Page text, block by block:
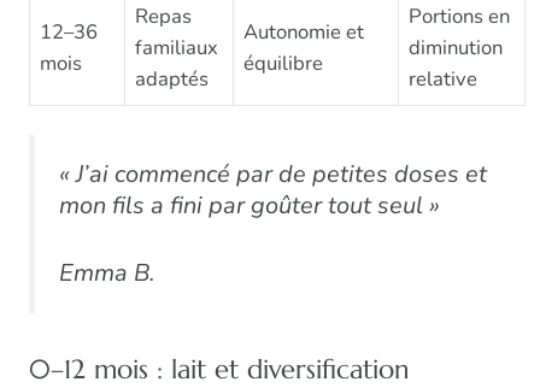
12–36
mois
Repas
familiaux
adaptés
Autonomie et
équilibre
Portions en
diminution
relative
« J’ai commencé par de petites doses et
mon fils a fini par goûter tout seul »
Emma B.
0–12 mois : lait et diversification